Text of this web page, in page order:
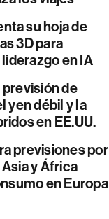
su hoja de
3D para
en IA
previsión de
yen débil y la
en EE.UU.
previsiones por
y África
en Europa